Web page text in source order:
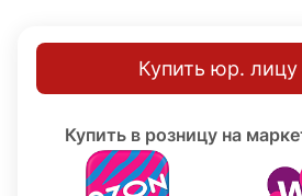
Купить юр. лицу
Купить в розницу на